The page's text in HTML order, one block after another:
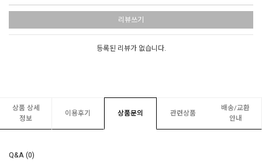
리뷰쓰기
등록된 리뷰가 없습니다.
상품 상세
정보
이용후기 상품문의 관련상품
배송/교환
안내
Q&A (0)